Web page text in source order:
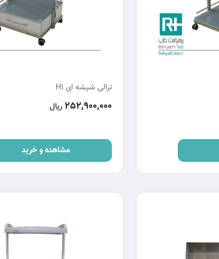
ترالی شیشه ای H1
252,900,000 ریال
مشاهده و خرید